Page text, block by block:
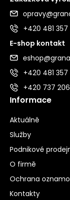
+420 481 357
E-shop kontakt
+420 481 357
+420 737 206
Informace
Aktuálně
Služby
Podnikové
O firmě
Ochrana
Kontakty